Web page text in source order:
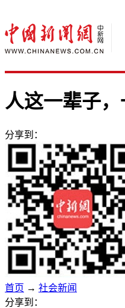
人这一辈子，
分享到：
首页 → 社会新闻
分享到：